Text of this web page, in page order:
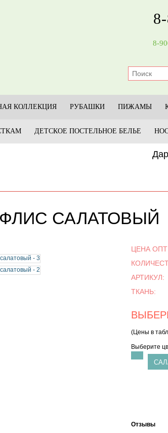
8-
КОЛЛЕКЦИЯ РУБАШКИ ПИЖАМЫ
ДЕТСКОЕ ПОСТЕЛЬНОЕ БЕЛЬЕ
САЛАТОВЫЙ
ЦЕНА ОПТ
АРТИКУЛ:
ТКАНЬ:
(Цены в
Выберите
Отзывы